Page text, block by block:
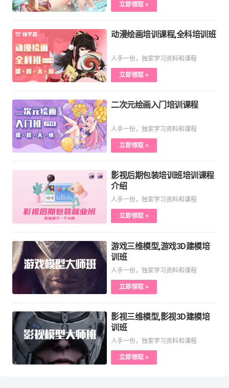
立即领取 >
动漫绘画培训课程,全科培训班
人手一份，独家学习资料和课程
立即领取 >
二次元绘画入门培训课程
人手一份，独家学习资料和课程
立即领取 >
影视后期包装培训班培训课程
介绍
人手一份，独家学习资料和课程
立即领取 >
游戏三维模型,游戏3D建模培
训班
人手一份，独家学习资料和课程
立即领取 >
影视三维模型,影视3D建模培
训班
人手一份，独家学习资料和课程
立即领取 >